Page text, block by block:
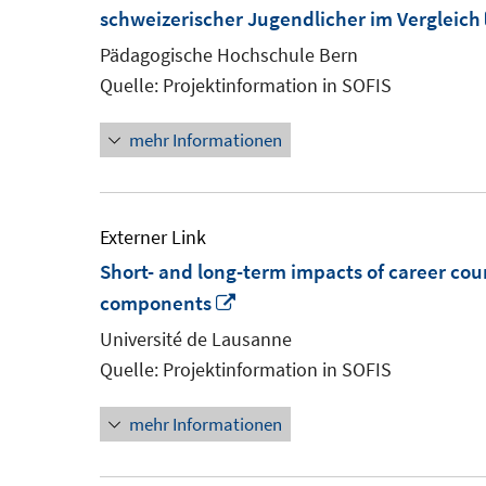
schweizerischer Jugendlicher im Vergleich
Pädagogische Hochschule Bern
Quelle: Projektinformation in SOFIS
mehr Informationen
Externer Link
Short- and long-term impacts of career
components
neuem
Fenster
Université de Lausanne
Quelle: Projektinformation in SOFIS
mehr Informationen